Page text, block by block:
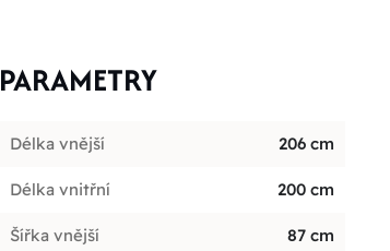
PARAMETRY
Délka vnější 206 cm
Délka vnitřní 200 cm
Šířka vnější 87 cm